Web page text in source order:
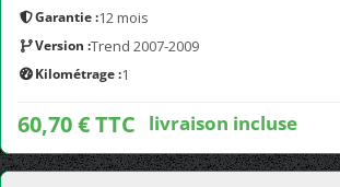
Garantie :12 mois
Version :Trend 2007-2009
Kilométrage :1
60,70 € TTC livraison incluse